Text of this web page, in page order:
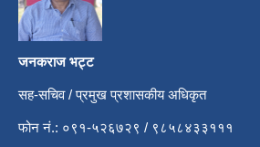
जनकराज भट्ट
सह-सचिव / प्रमुख प्रशासकीय अधिकृत
फोन नं.: ०९१-५२६७२९ / ९८५८४३३१११